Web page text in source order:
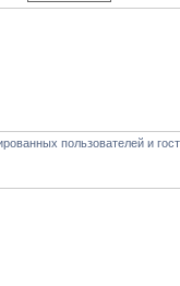
пользователей и